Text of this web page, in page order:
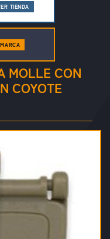
TIENDA
MOLLE CON
COYOTE